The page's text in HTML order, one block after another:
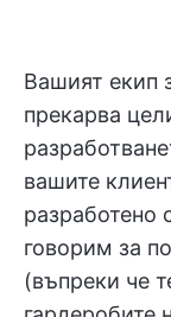
Вашият екип
прекарва
вашите
разработено
говорим за
(въпреки че